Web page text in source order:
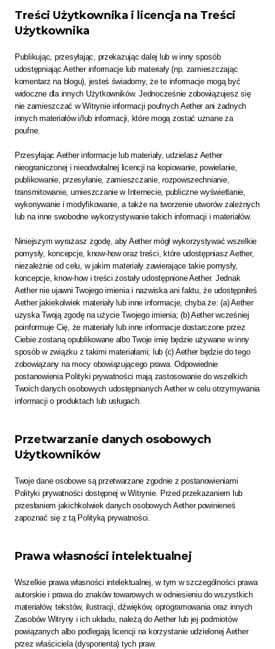
Treści Użytkownika i licencja na Treści
Użytkownika
Publikując, przesyłając, przekazując dalej lub w inny sposób
udostępniając Aether informacje lub materiały (np. zamieszczając
komentarz na blogu), jesteś świadomy, że te informacje mogą być
widoczne dla innych Użytkowników. Jednocześnie zobowiązujesz się
nie zamieszczać w Witrynie informacji poufnych Aether ani żadnych
innych materiałów i/lub informacji, które mogą zostać uznane za
poufne.
Przesyłając Aether informacje lub materiały, udzielasz Aether
nieograniczonej i nieodwołalnej licencji na kopiowanie, powielanie,
publikowanie, przesyłanie, zamieszczanie, rozpowszechnianie,
transmitowanie, umieszczanie w Internecie, publiczne wyświetlanie,
wykonywanie i modyfikowanie, a także na tworzenie utworów zależnych
lub na inne swobodne wykorzystywanie takich informacji i materiałów.
Niniejszym wyrażasz zgodę, aby Aether mógł wykorzystywać wszelkie
pomysły, koncepcje, know-how oraz treści, które udostępniasz Aether,
niezależnie od celu, w jakim materiały zawierające takie pomysły,
koncepcje, know-how i treści zostały udostępnione Aether. Jednak
Aether nie ujawni Twojego imienia i nazwiska ani faktu, że udostępniłeś
Aether jakiekolwiek materiały lub inne informacje, chyba że: (a) Aether
uzyska Twoją zgodę na użycie Twojego imienia; (b) Aether wcześniej
poinformuje Cię, że materiały lub inne informacje dostarczone przez
Ciebie zostaną opublikowane albo Twoje imię będzie używane w inny
sposób w związku z takimi materiałami; lub (c) Aether będzie do tego
zobowiązany na mocy obowiązującego prawa. Odpowiednie
postanowienia Polityki prywatności mają zastosowanie do wszelkich
Twoich danych osobowych udostępnianych Aether w celu otrzymywania
informacji o produktach lub usługach.
Przetwarzanie danych osobowych
Użytkowników
Twoje dane osobowe są przetwarzane zgodnie z postanowieniami
Polityki prywatności dostępnej w Witrynie. Przed przekazaniem lub
przesłaniem jakichkolwiek danych osobowych Aether powinieneś
zapoznać się z tą Polityką prywatności.
Prawa własności intelektualnej
Wszelkie prawa własności intelektualnej, w tym w szczególności prawa
autorskie i prawa do znaków towarowych w odniesieniu do wszystkich
materiałów, tekstów, ilustracji, dźwięków, oprogramowania oraz innych
Zasobów Witryny i ich układu, należą do Aether lub jej podmiotów
powiązanych albo podlegają licencji na korzystanie udzielonej Aether
przez właściciela (dysponenta) tych praw.